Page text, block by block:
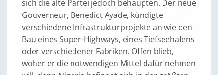
sich die alte Partei jedoch behaupten. Der neue
Gouverneur, Benedict Ayade, kündigte
verschiedene Infrastrukturprojekte an wie den
Bau eines Super-Highways, eines Tiefseehafens
oder verschiedener Fabriken. Offen blieb,
woher er die notwendigen Mittel dafür nehmen